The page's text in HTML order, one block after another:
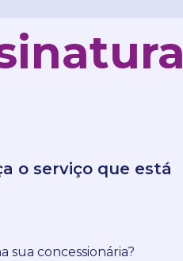
o serviço que está
sua concessionária?